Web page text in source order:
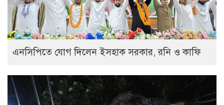
এনসিপিতে যোগ দিলেন ইসহাক সরকার, রনি ও কাফি